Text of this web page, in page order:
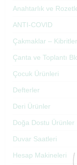
Anahtarlık ve
ANTI-COVID
Çakmaklar – Kibritler
Çanta ve Toplantı
Çocuk Ürünleri
Defterler
Deri Ürünler
Doğa Dostu Ürünler
Duvar Saatleri
Hesap Makineleri